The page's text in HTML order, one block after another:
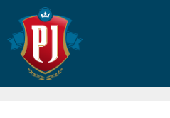
para
conteúdo